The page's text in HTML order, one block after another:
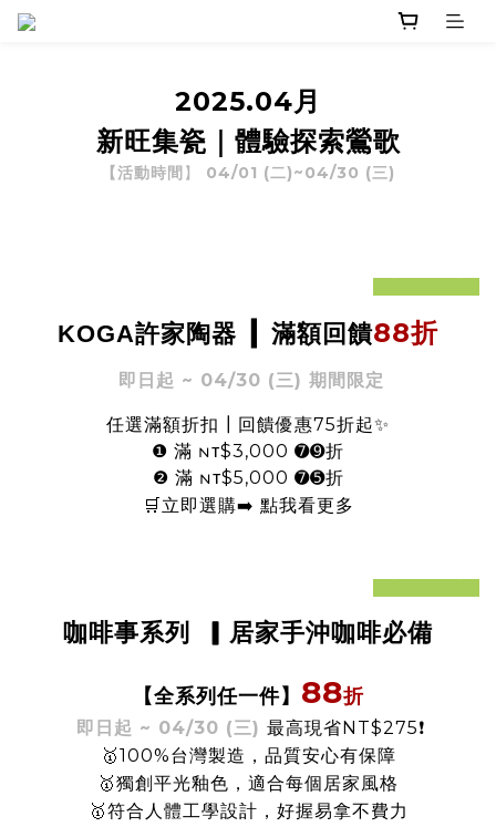
2025.04月
新旺集瓷 ｜體驗探索鶯歌
【活動時間 】 04/01 (二)~04/30 (三)
KOGA許家陶器 滿額回饋88折
即日起 ~ 04/30 (三) 期間限定
任選滿額折扣┃回饋優惠75折起✨
❶ 滿 ɴᴛ$3,000 ➐➒折
❷ 滿 ɴᴛ$5,000 ➐➎折
🛒立即選購➡️ 點我看更多
咖啡事系列 ▎居家手沖咖啡必備
【全系列任一件】 88折
即日起 ~ 04/30 (三) 最高現省NT$275❗️
🥇100%台灣製造，品質安心有保障
🥇獨創平光釉色，適合每個居家風格
🥇符合人體工學設計，好握易拿不費力